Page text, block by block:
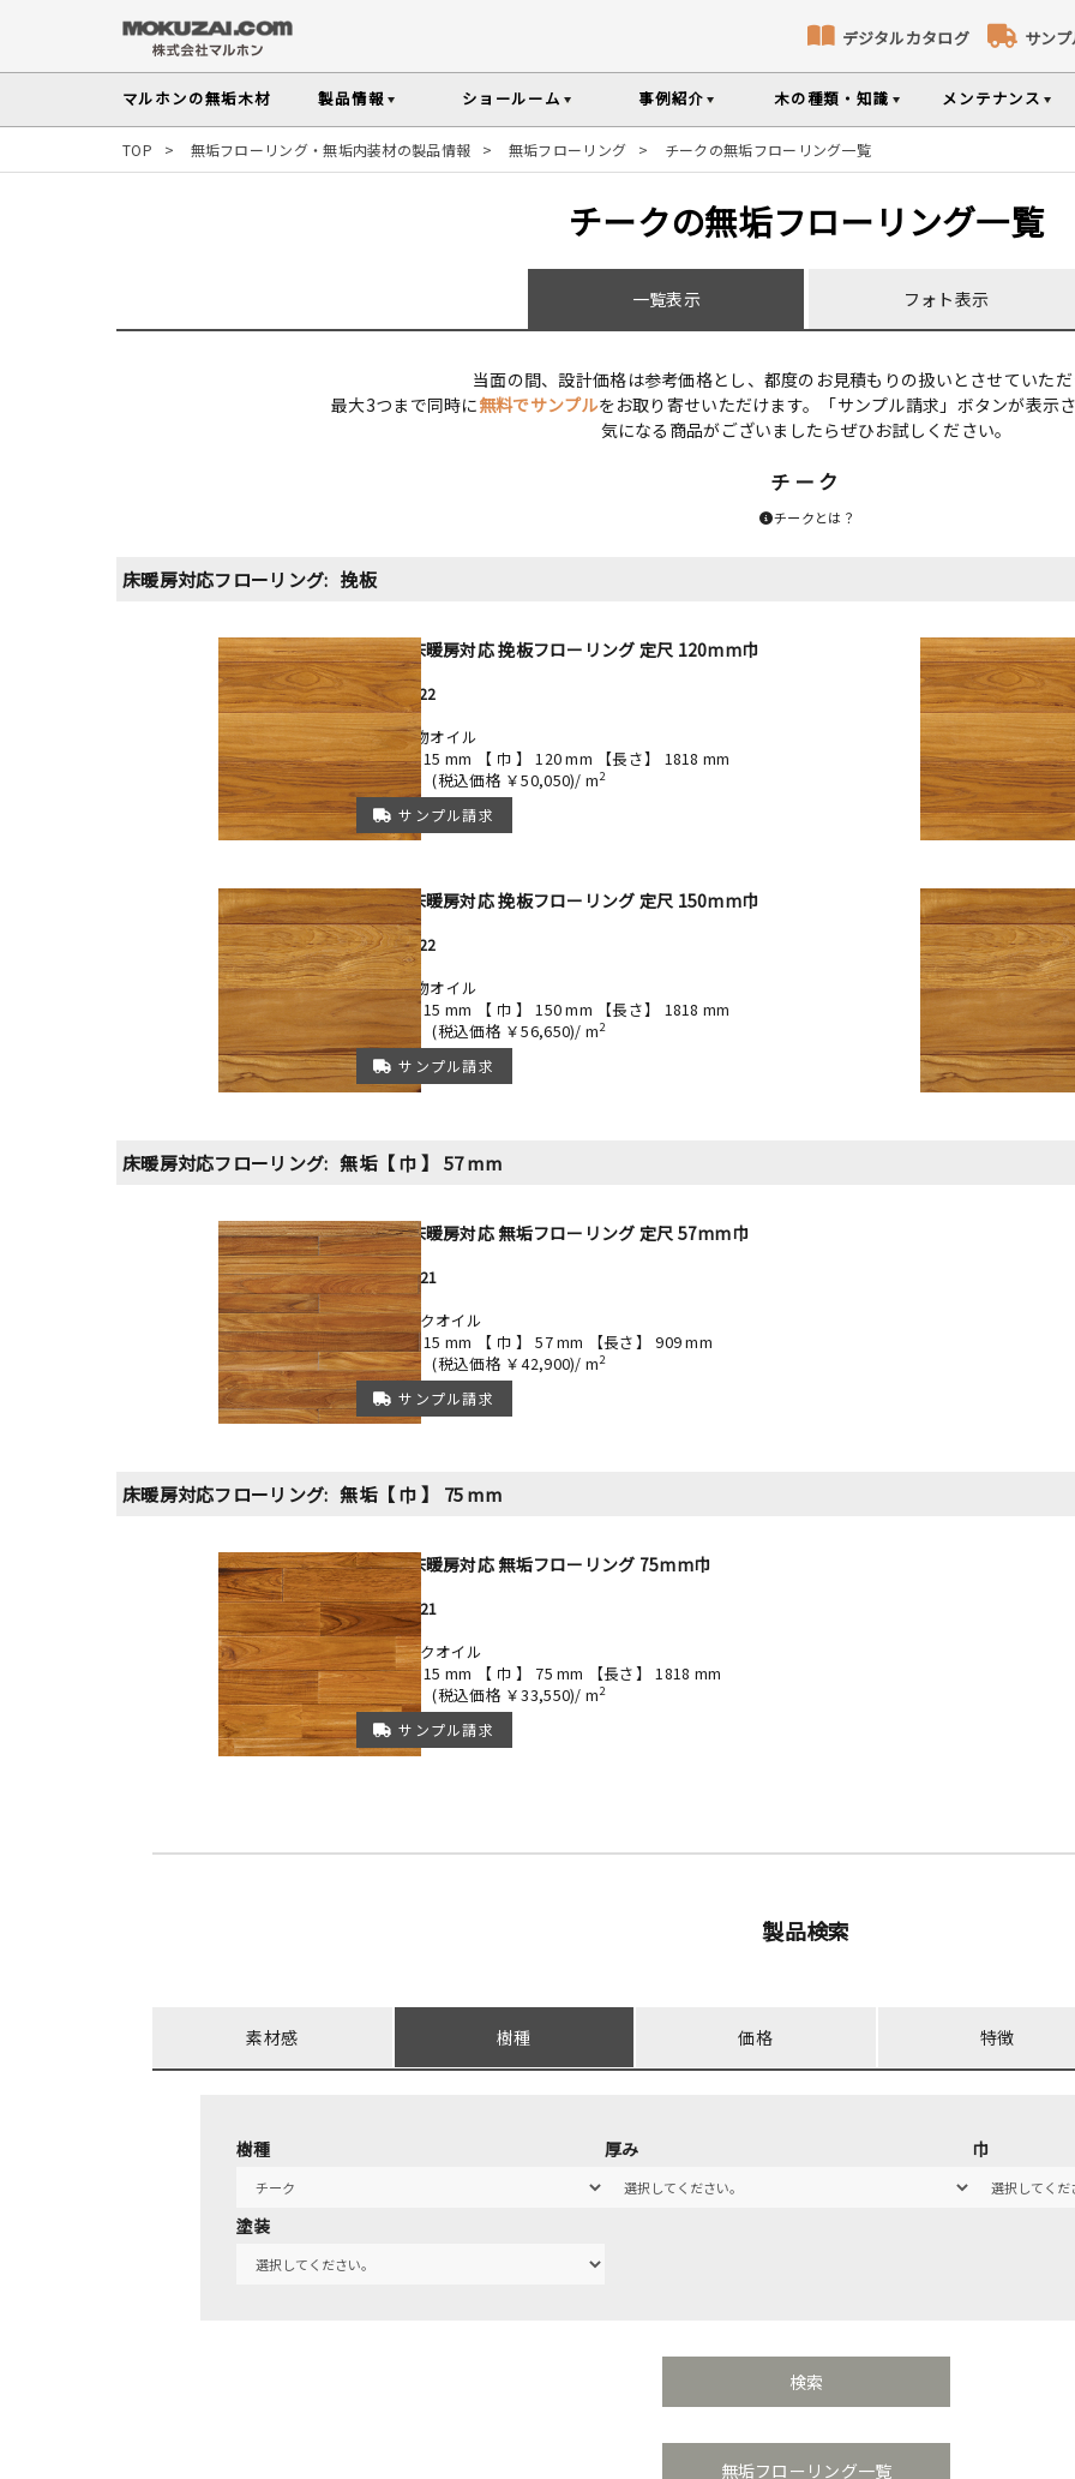
デジタルカタログ サン
マルホンの無垢木材 製品情報
選べる表面加工 選べる塗装
樹種別製品マップ ご注意とお願い 製品情報の見方と用語集
ショールーム 事例紹介 木の種類・知識
木材の基礎知識
性質や施工のポイントなど無垢木材の様々な基礎知識集
コラ
専門スタッフが確
よく選ばれる樹種をピックアップして特徴や製品を紹介 世界の樹種の詳し
木の種類・知識TOP
メンテナンス
メンテナンスのコト
無垢材を扱う上で知っておきたい、メンテナンスのポイントなどを掲載
メ
無垢材のプロである
マルホンのオリジナル塗料Arbor(アーバー)シリーズをお買い求めいただけま
TOP > 無垢フローリング・無垢内装材の製品情報 > 無垢フローリング > チークの無垢フローリング一覧
チークの無垢フローリング一覧
一覧表示 フォト表示
当面の間、設計価格は参考価格とし、都度のお見積もりの扱いとさせていただ
最大3つまで同時に無料でサンプルをお取り寄せいただけます。「サンプル請求」ボタンが表示
気になる商品がございましたらぜひお試しください。
チーク
チークとは？
床暖房対応フローリング: 挽板
チーク 床暖房対応 挽板フローリング 定尺 120mm巾
FINE19-122
セレクト
Arbor植物オイル
【厚み】 15 mm 【 巾 】 120 mm 【長さ】 1818 mm
￥45,500 (税込価格 ￥50,050)/ m2
サンプル請求
【
チーク 床暖房対応 挽板フローリング 定尺 150mm巾
FINE21-122
セレクト
Arbor植物オイル
【厚み】 15 mm 【 巾 】 150 mm 【長さ】 1818 mm
￥51,500
(税込価格 ￥56,650)/ m2
サンプル請求
￥
床暖房対応フローリング: 無垢【 巾 】 57 mm
チーク 床暖房対応 無垢フローリング 定尺 57mm巾
FINS25-121
プライム
ベーシックオイル
【厚み】 15 mm 【 巾 】 57 mm 【長さ】 909 mm
￥39,000 (税込価格 ￥42,900)/ m2
サンプル請求
床暖房対応フローリング: 無垢【 巾 】 75 mm
チーク 床暖房対応 無垢フローリング 75mm巾
FINU10-121
プライム
ベーシックオイル
【厚み】 15 mm 【 巾 】 75 mm 【長さ】 1818 mm
￥30,500 (税込価格 ￥33,550)/ m2
サンプル請求
製品検索
素材感 樹種 価格 特徴
樹種 厚み 巾
塗装
無垢フローリング一覧